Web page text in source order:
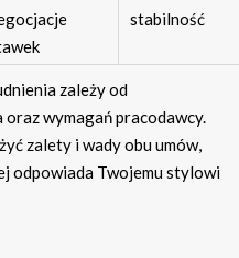
stabilność
zależy od
wymagań pracodawcy.
zalety i wady obu umów,
odpowiada Twojemu stylowi